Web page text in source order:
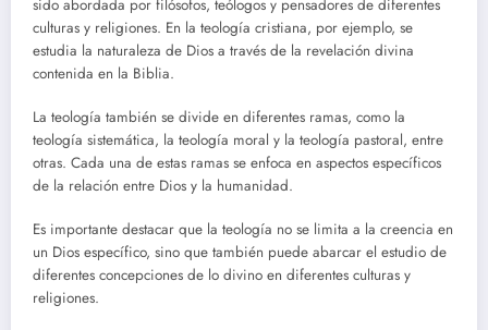
sido abordada por filósofos, teólogos y pensadores de diferentes
culturas y religiones. En la teología cristiana, por ejemplo, se
estudia la naturaleza de Dios a través de la revelación divina
contenida en la Biblia.
La teología también se divide en diferentes ramas, como la
teología sistemática, la teología moral y la teología pastoral, entre
otras. Cada una de estas ramas se enfoca en aspectos específicos
de la relación entre Dios y la humanidad.
Es importante destacar que la teología no se limita a la creencia en
un Dios específico, sino que también puede abarcar el estudio de
diferentes concepciones de lo divino en diferentes culturas y
religiones.